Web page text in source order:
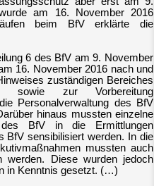
am 16. November 2016
beim BfV erklärte die
6 des BfV am 9. November
16. November 2016 nach und
zuständigen Bereiches
sowie zur Vorbereitung
Personalverwaltung des BfV
hinaus mussten einzelne
des BfV in die Ermittlungen
BfV sensibilisiert werden. In die
mussten auch
werden. Diese wurden jedoch
in Kenntnis gesetzt. (…)